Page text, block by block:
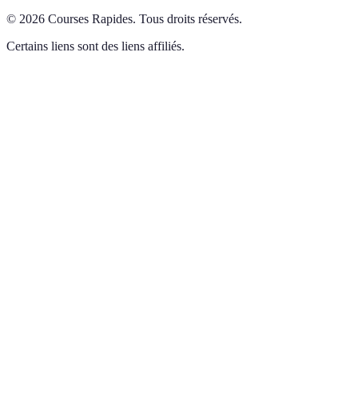
© 2026 Courses Rapides. Tous droits réservés.
Certains liens sont des liens affiliés.